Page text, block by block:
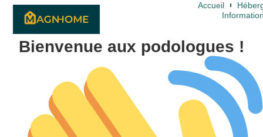
Accueil
Bienvenue aux podologues !